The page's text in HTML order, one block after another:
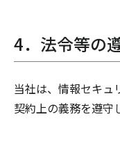
4．法令等の
当社は、情報セキュ
契約上の義務を遵守